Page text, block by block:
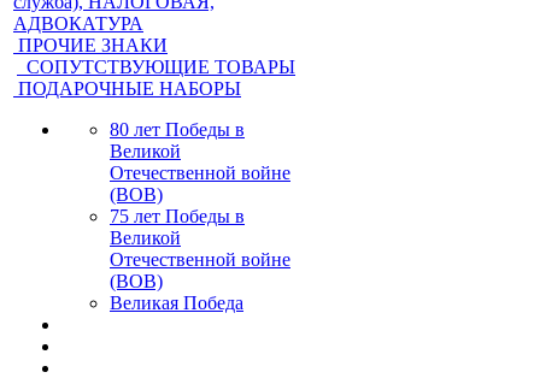
АДВОКАТУРА
ПРОЧИЕ ЗНАКИ
СОПУТСТВУЮЩИЕ ТОВАРЫ
ПОДАРОЧНЫЕ НАБОРЫ
80 лет Победы в
Великой
Отечественной войне
(ВОВ)
75 лет Победы в
Великой
Отечественной войне
(ВОВ)
Великая Победа